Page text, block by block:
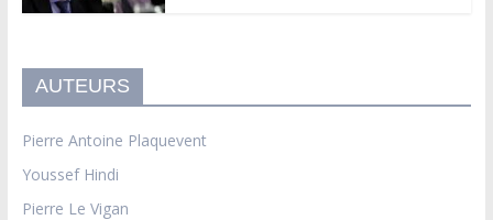
AUTEURS
Pierre Antoine Plaquevent
Youssef Hindi
Pierre Le Vigan